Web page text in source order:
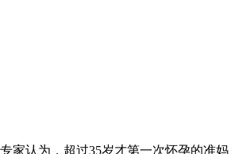
家认为，超过35岁才第一次怀孕的准妈